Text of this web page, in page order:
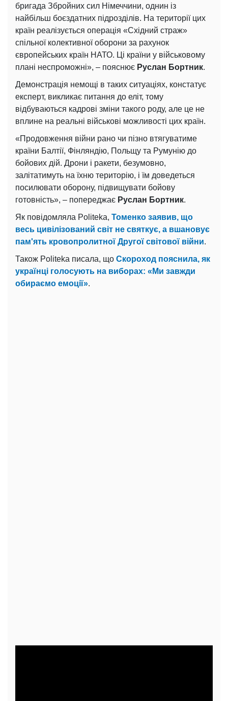
бригада Збройних сил Німеччини, однин із
найбільш боєздатних підрозділів. На території цих
країн реалізується операція «Східний страж»
спільної колективної оборони за рахунок
європейських країн НАТО. Ці країни у військовому
плані неспроможні», – пояснює Руслан Бортник.
Демонстрація немощі в таких ситуаціях, констатує
експерт, викликає питання до еліт, тому
відбуваються кадрові зміни такого роду, але це не
вплине на реальні військові можливості цих країн.
«Продовження війни рано чи пізно втягуватиме
країни Балтії, Фінляндію, Польщу та Румунію до
бойових дій. Дрони і ракети, безумовно,
залітатимуть на їхню територію, і їм доведеться
посилювати оборону, підвищувати бойову
готовність», – попереджає Руслан Бортник.
Як повідомляла Politeka, Томенко заявив, що
весь цивілізований світ не святкує, а вшановує
пам'ять кровопролитної Другої світової війни.
Також Politeka писала, що Скороход пояснила, як
українці голосують на виборах: «Ми завжди
обираємо емоції».